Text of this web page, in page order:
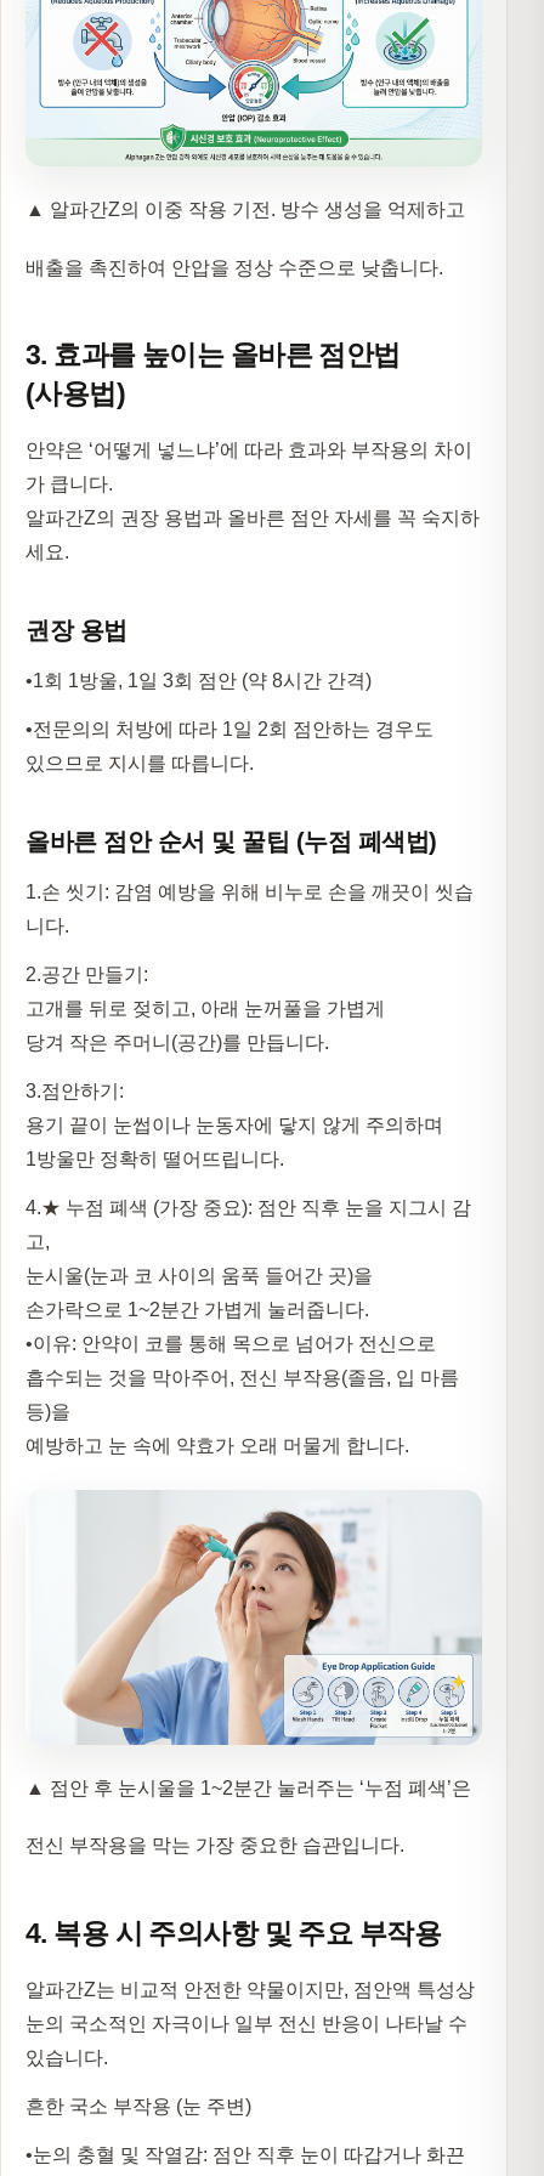
▲ 알파간Z의 이중 작용 기전. 방수 생성을 억제하고
배출을 촉진하여 안압을 정상 수준으로 낮춥니다.
3. 효과를 높이는 올바른 점안법
(사용법)
안약은 ‘어떻게 넣느냐’에 따라 효과와 부작용의 차이
가 큽니다.
알파간Z의 권장 용법과 올바른 점안 자세를 꼭 숙지하
세요.
권장 용법
•1회 1방울, 1일 3회 점안 (약 8시간 간격)
•전문의의 처방에 따라 1일 2회 점안하는 경우도
있으므로 지시를 따릅니다.
올바른 점안 순서 및 꿀팁 (누점 폐색법)
1.손 씻기: 감염 예방을 위해 비누로 손을 깨끗이 씻습
니다.
2.공간 만들기:
고개를 뒤로 젖히고, 아래 눈꺼풀을 가볍게
당겨 작은 주머니(공간)를 만듭니다.
3.점안하기:
용기 끝이 눈썹이나 눈동자에 닿지 않게 주의하며
1방울만 정확히 떨어뜨립니다.
4.★ 누점 폐색 (가장 중요): 점안 직후 눈을 지그시 감
고,
눈시울(눈과 코 사이의 움푹 들어간 곳)을
손가락으로 1~2분간 가볍게 눌러줍니다.
•이유: 안약이 코를 통해 목으로 넘어가 전신으로
흡수되는 것을 막아주어, 전신 부작용(졸음, 입 마름
등)을
예방하고 눈 속에 약효가 오래 머물게 합니다.
▲ 점안 후 눈시울을 1~2분간 눌러주는 ‘누점 폐색’은
전신 부작용을 막는 가장 중요한 습관입니다.
4. 복용 시 주의사항 및 주요 부작용
알파간Z는 비교적 안전한 약물이지만, 점안액 특성상
눈의 국소적인 자극이나 일부 전신 반응이 나타날 수
있습니다.
흔한 국소 부작용 (눈 주변)
•눈의 충혈 및 작열감: 점안 직후 눈이 따갑거나 화끈